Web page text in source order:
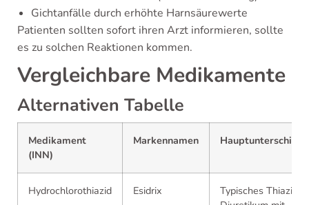
Gichtanfälle durch erhöhte Harnsäurewerte
Patienten sollten sofort ihren Arzt informieren, sollte
es zu solchen Reaktionen kommen.
Vergleichbare Medikamente
Alternativen Tabelle
Medikament
(INN)
Markennamen Hauptunterschiede
Hydrochlorothiazid Esidrix
Typisches Thiazid-